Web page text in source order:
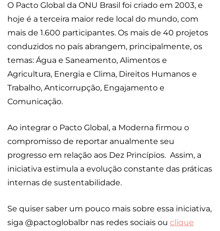
O Pacto Global da ONU Brasil foi criado em 2003, e
hoje é a terceira maior rede local do mundo, com
mais de 1.600 participantes. Os mais de 40 projetos
conduzidos no país abrangem, principalmente, os
temas: Água e Saneamento, Alimentos e
Agricultura, Energia e Clima, Direitos Humanos e
Trabalho, Anticorrupção, Engajamento e
Comunicação.
Ao integrar o Pacto Global, a Moderna firmou o
compromisso de reportar anualmente seu
progresso em relação aos Dez Princípios. Assim, a
iniciativa estimula a evolução constante das práticas
internas de sustentabilidade.
Se quiser saber um pouco mais sobre essa iniciativa,
siga @pactoglobalbr nas redes sociais ou clique